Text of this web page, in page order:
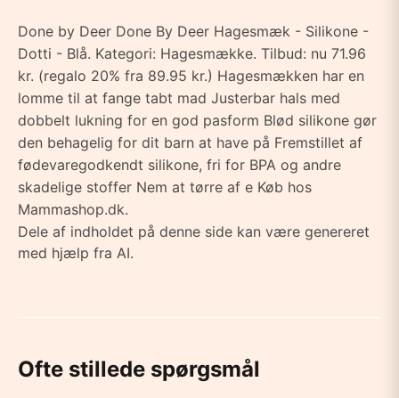
Done by Deer Done By Deer Hagesmæk - Silikone -
Dotti - Blå. Kategori: Hagesmække. Tilbud: nu 71.96
kr. (regalo 20% fra 89.95 kr.) Hagesmækken har en
lomme til at fange tabt mad Justerbar hals med
dobbelt lukning for en god pasform Blød silikone gør
den behagelig for dit barn at have på Fremstillet af
fødevaregodkendt silikone, fri for BPA og andre
skadelige stoffer Nem at tørre af e Køb hos
Mammashop.dk.
Dele af indholdet på denne side kan være genereret
med hjælp fra AI.
Ofte stillede spørgsmål